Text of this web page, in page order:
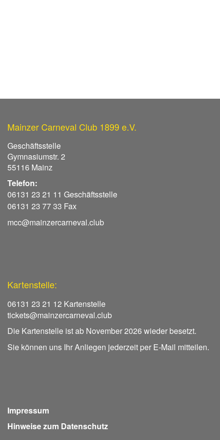
Mainzer Carneval Club 1899 e.V.
Geschäftsstelle
Gymnasiumstr. 2
55116 Mainz
Telefon:
06131 23 21 11 Geschäftsstelle
06131 23 77 33 Fax
mcc@mainzercarneval.club
Kartenstelle:
06131 23 21 12 Kartenstelle
tickets@mainzercarneval.club
Die Kartenstelle ist ab November 2026 wieder besetzt.
Sie können uns Ihr Anliegen jederzeit per E-Mail mitteilen.
Impressum
Hinweise zum Datenschutz